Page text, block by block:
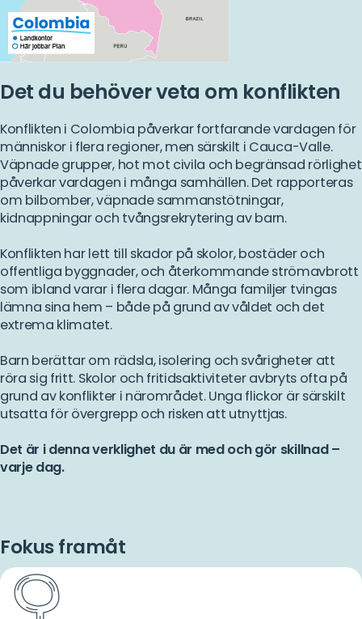
Det du behöver veta om konflikten
Konflikten i Colombia påverkar fortfarande vardagen för
människor i flera regioner, men särskilt i Cauca-Valle.
Väpnade grupper, hot mot civila och begränsad rörlighet
påverkar vardagen i många samhällen. Det rapporteras
om bilbomber, väpnade sammanstötningar,
kidnappningar och tvångsrekrytering av barn.
Konflikten har lett till skador på skolor, bostäder och
offentliga byggnader, och återkommande strömavbrott
som ibland varar i flera dagar. Många familjer tvingas
lämna sina hem – både på grund av våldet och det
extrema klimatet.
Barn berättar om rädsla, isolering och svårigheter att
röra sig fritt. Skolor och fritidsaktiviteter avbryts ofta på
grund av konflikter i närområdet. Unga flickor är särskilt
utsatta för övergrepp och risken att utnyttjas.
Det är i denna verklighet du är med och gör skillnad –
varje dag.
Fokus framåt